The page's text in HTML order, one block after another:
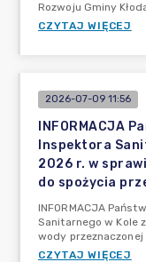
Rozwoju Gminy
CZYTAJ WIĘCEJ
2026-07-09 11:56
INFORMACJA
Inspektora
2026 r. w
do spożycia
INFORMACJA
Sanitarnego w Kole
wody
CZYTAJ WIĘCEJ